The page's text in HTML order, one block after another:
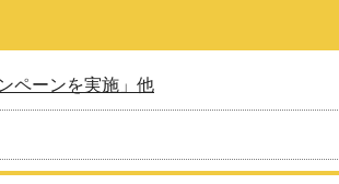
ペーンを実施」他